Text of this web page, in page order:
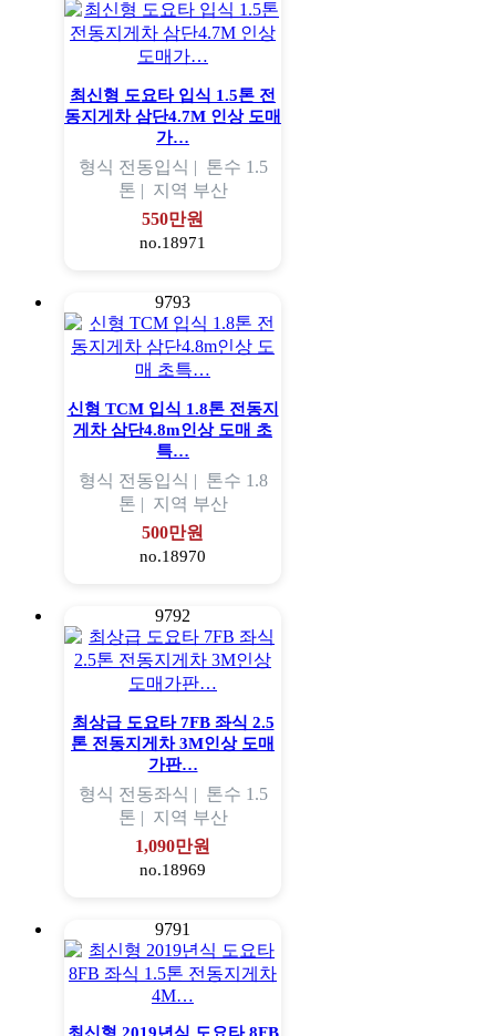
최신형 도요타 입식 1.5톤 전
동지게차 삼단4.7M 인상 도매
가…
형식 전동입식 | 톤수 1.5
톤 | 지역 부산
550만원
no.18971
9793
신형 TCM 입식 1.8톤 전동지
게차 삼단4.8m인상 도매 초
특…
형식 전동입식 | 톤수 1.8
톤 | 지역 부산
500만원
no.18970
9792
최상급 도요타 7FB 좌식 2.5
톤 전동지게차 3M인상 도매
가판…
형식 전동좌식 | 톤수 1.5
톤 | 지역 부산
1,090만원
no.18969
9791